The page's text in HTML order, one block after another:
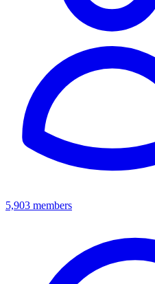
5,903 members